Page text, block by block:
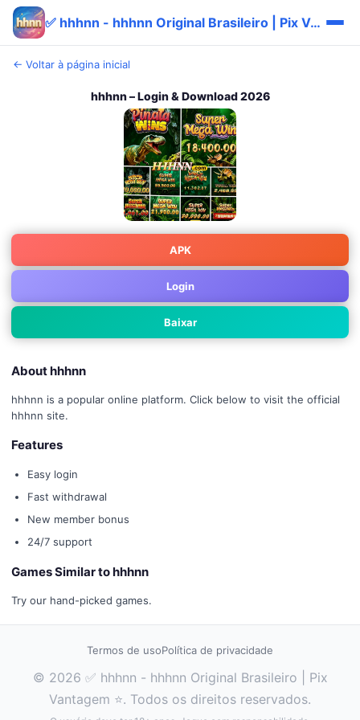
✅ hhhnn - hhhnn Original Brasileiro | Pix Vantagem ⭐
← Voltar à página inicial
hhhnn – Login & Download 2026
APK
Login
Baixar
About hhhnn
hhhnn is a popular online platform. Click below to visit the official
hhhnn site.
Features
Easy login
Fast withdrawal
New member bonus
24/7 support
Games Similar to hhhnn
Try our hand-picked games.
Termos de usoPolítica de privacidade
© 2026 ✅ hhhnn - hhhnn Original Brasileiro | Pix
Vantagem ⭐. Todos os direitos reservados.